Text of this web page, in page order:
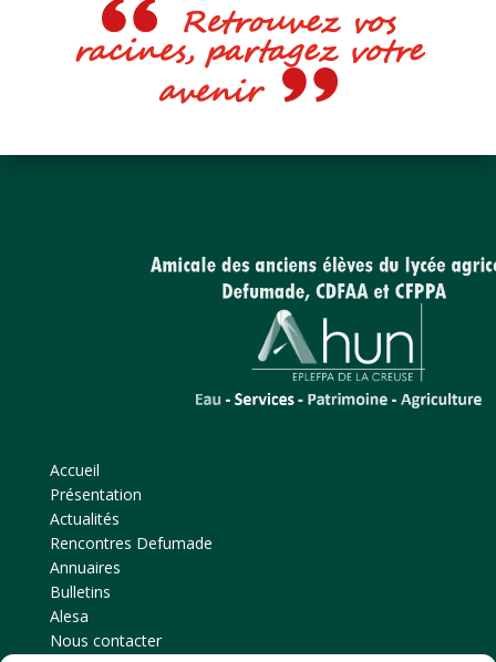
Retrouvez vos
racines, partagez votre
avenir
Accueil
Présentation
Actualités
Rencontres Defumade
Annuaires
Bulletins
Alesa
Nous contacter